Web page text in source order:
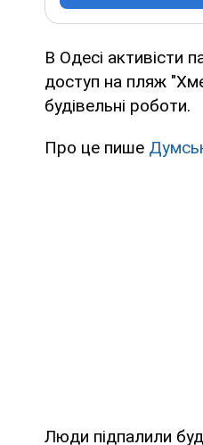
В Одесі активісти
доступ на пляж
будівельні роботи.
Про це пише
Люди підпалили